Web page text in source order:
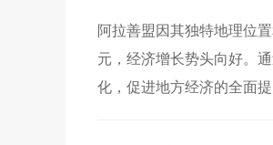
阿拉善盟因其独特地理位
元，经济增长势头向好。
化，促进地方经济的全面